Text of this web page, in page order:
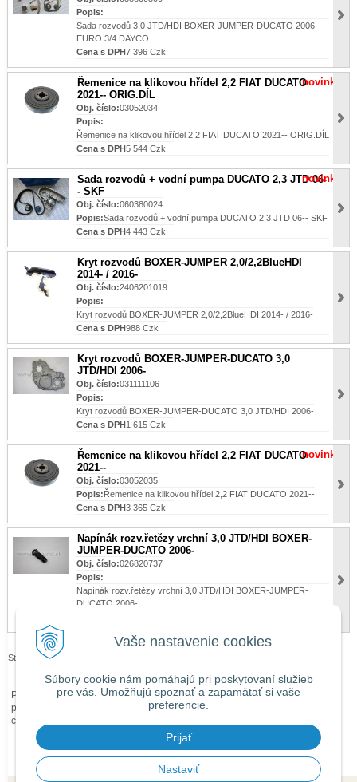
Vaše nastavenie cookies
Súbory cookie nám pomáhajú pri poskytovaní služieb
pre vás. Umožňujú spoznať a zapamätať si vaše
preferencie.
Prijať
Nastaviť
Popis:
Sada rozvodů 3,0 JTD/HDI BOXER-JUMPER-DUCATO 2006--
EURO 3/4 DAYCO
Cena s DPH7 396 Czk
Řemenice na klikovou hřídel 2,2 FIAT DUCATO
2021-- ORIG.DÍL
novinka
Obj. číslo:03052034
Popis:
Řemenice na klikovou hřídel 2,2 FIAT DUCATO 2021-- ORIG.DÍL
Cena s DPH5 544 Czk
Sada rozvodů + vodní pumpa DUCATO 2,3 JTD 06-
- SKF
novinka
Obj. číslo:060380024
Popis:Sada rozvodů + vodní pumpa DUCATO 2,3 JTD 06-- SKF
Cena s DPH4 443 Czk
Kryt rozvodů BOXER-JUMPER 2,0/2,2BlueHDI
2014- / 2016-
Obj. číslo:2406201019
Popis:
Kryt rozvodů BOXER-JUMPER 2,0/2,2BlueHDI 2014- / 2016-
Cena s DPH988 Czk
Kryt rozvodů BOXER-JUMPER-DUCATO 3,0
JTD/HDI 2006-
Obj. číslo:031111106
Popis:
Kryt rozvodů BOXER-JUMPER-DUCATO 3,0 JTD/HDI 2006-
Cena s DPH1 615 Czk
Řemenice na klikovou hřídel 2,2 FIAT DUCATO
2021--
novinka
Obj. číslo:03052035
Popis:Řemenice na klikovou hřídel 2,2 FIAT DUCATO 2021--
Cena s DPH3 365 Czk
Napínák rozv.řetězy vrchní 3,0 JTD/HDI BOXER-
JUMPER-DUCATO 2006-
Obj. číslo:026820737
Popis:
Napínák rozv.řetězy vrchní 3,0 JTD/HDI BOXER-JUMPER-
DUCATO 2006-
Stránky: 1
Při zaslání zboží mimo území České republiky budou ke každé objednávce
přičteny náklady na dopravu mimo území ČR dle
ceně Vás budeme předem informovat telefonicky nebo e-mailem.